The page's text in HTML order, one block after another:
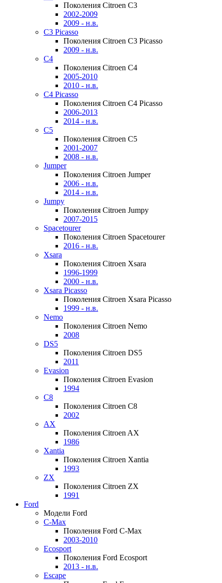
Поколения Citroen C3
2002-2009
2009 - н.в.
C3 Picasso
Поколения Citroen C3 Picasso
2009 - н.в.
C4
Поколения Citroen C4
2005-2010
2010 - н.в.
C4 Picasso
Поколения Citroen C4 Picasso
2006-2013
2014 - н.в.
C5
Поколения Citroen C5
2001-2007
2008 - н.в.
Jumper
Поколения Citroen Jumper
2006 - н.в.
2014 - н.в.
Jumpy
Поколения Citroen Jumpy
2007-2015
Spacetourer
Поколения Citroen Spacetourer
2016 - н.в.
Xsara
Поколения Citroen Xsara
1996-1999
2000 - н.в.
Xsara Picasso
Поколения Citroen Xsara Picasso
1999 - н.в.
Nemo
Поколения Citroen Nemo
2008
DS5
Поколения Citroen DS5
2011
Evasion
Поколения Citroen Evasion
1994
C8
Поколения Citroen C8
2002
AX
Поколения Citroen AX
1986
Xantia
Поколения Citroen Xantia
1993
ZX
Поколения Citroen ZX
1991
Ford
Модели Ford
C-Max
Поколения Ford C-Max
2003-2010
Ecosport
Поколения Ford Ecosport
2013 - н.в.
Escape